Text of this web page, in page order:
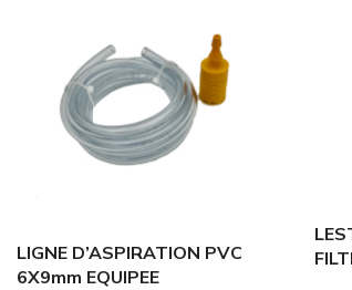
LIGNE D’ASPIRATION PVC
6X9mm EQUIPEE